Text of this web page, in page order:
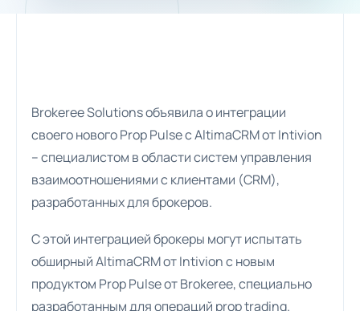
Brokeree Solutions объявила о интеграции
своего нового Prop Pulse с AltimaCRM от Intivion
– специалистом в области систем управления
взаимоотношениями с клиентами (CRM),
разработанных для брокеров.
С этой интеграцией брокеры могут испытать
обширный AltimaCRM от Intivion с новым
продуктом Prop Pulse от Brokeree, специально
разработанным для операций prop trading.